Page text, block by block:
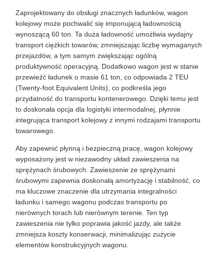
Zaprojektowany do obsługi znacznych ładunków, wagon
kolejowy może pochwalić się imponującą ładownością
wynoszącą 60 ton. Ta duża ładowność umożliwia wydajny
transport ciężkich towarów, zmniejszając liczbę wymaganych
przejazdów, a tym samym zwiększając ogólną
produktywność operacyjną. Dodatkowo wagon jest w stanie
przewieźć ładunek o masie 61 ton, co odpowiada 2 TEU
(Twenty-foot Equivalent Units), co podkreśla jego
przydatność do transportu kontenerowego. Dzięki temu jest
to doskonała opcja dla logistyki intermodalnej, płynnie
integrująca transport kolejowy z innymi rodzajami transportu
towarowego.
Aby zapewnić płynną i bezpieczną pracę, wagon kolejowy
wyposażony jest w niezawodny układ zawieszenia na
sprężynach śrubowych. Zawieszenie ze sprężynami
śrubowymi zapewnia doskonałą amortyzację i stabilność, co
ma kluczowe znaczenie dla utrzymania integralności
ładunku i samego wagonu podczas transportu po
nierównych torach lub nierównym terenie. Ten typ
zawieszenia nie tylko poprawia jakość jazdy, ale także
zmniejsza koszty konserwacji, minimalizując zużycie
elementów konstrukcyjnych wagonu.